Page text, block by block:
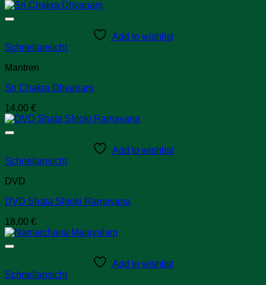
Add to wishlist
Schnellansicht
Mantren
Sri Chakra Dhyanam
14,00 €
Add to wishlist
Schnellansicht
DVD
DVD Shata Shloki Ramayana
18,00 €
Add to wishlist
Schnellansicht